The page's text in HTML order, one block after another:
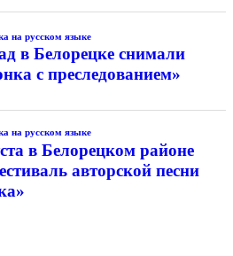
на русском языке
в Белорецке снимали
с преследованием»
на русском языке
в Белорецком районе
авторской песни